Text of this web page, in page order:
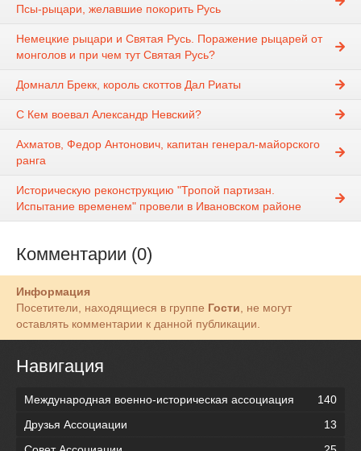
Псы-рыцари, желавшие покорить Русь
Немецкие рыцари и Святая Русь. Поражение рыцарей от
монголов и при чем тут Святая Русь?
Домналл Брекк, король скоттов Дал Риаты
С Кем воевал Александр Невский?
Ахматов, Федор Антонович, капитан генерал-майорского
ранга
Историческую реконструкцию "Тропой партизан.
Испытание временем" провели в Ивановском районе
Комментарии (0)
Информация
Посетители, находящиеся в группе Гости , не могут
оставлять комментарии к данной публикации.
Навигация
Международная военно-историческая ассоциация
140
Друзья Ассоциации
13